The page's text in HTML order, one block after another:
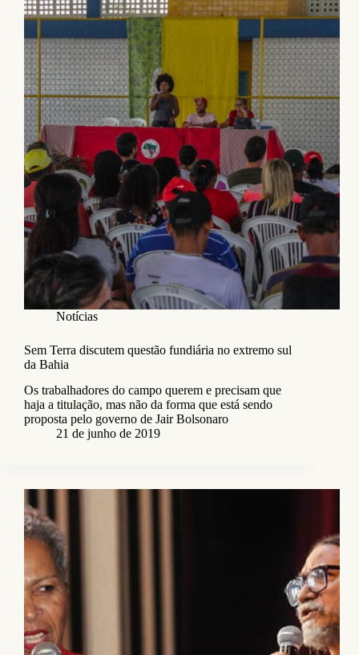
Notícias
Sem Terra discutem questão fundiária no extremo sul
da Bahia
Os trabalhadores do campo querem e precisam que
haja a titulação, mas não da forma que está sendo
proposta pelo governo de Jair Bolsonaro
21 de junho de 2019